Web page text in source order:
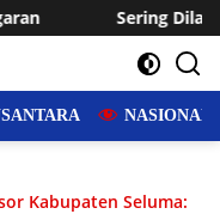
Genangan, Desa
NASIONAL
Kabupaten Seluma: